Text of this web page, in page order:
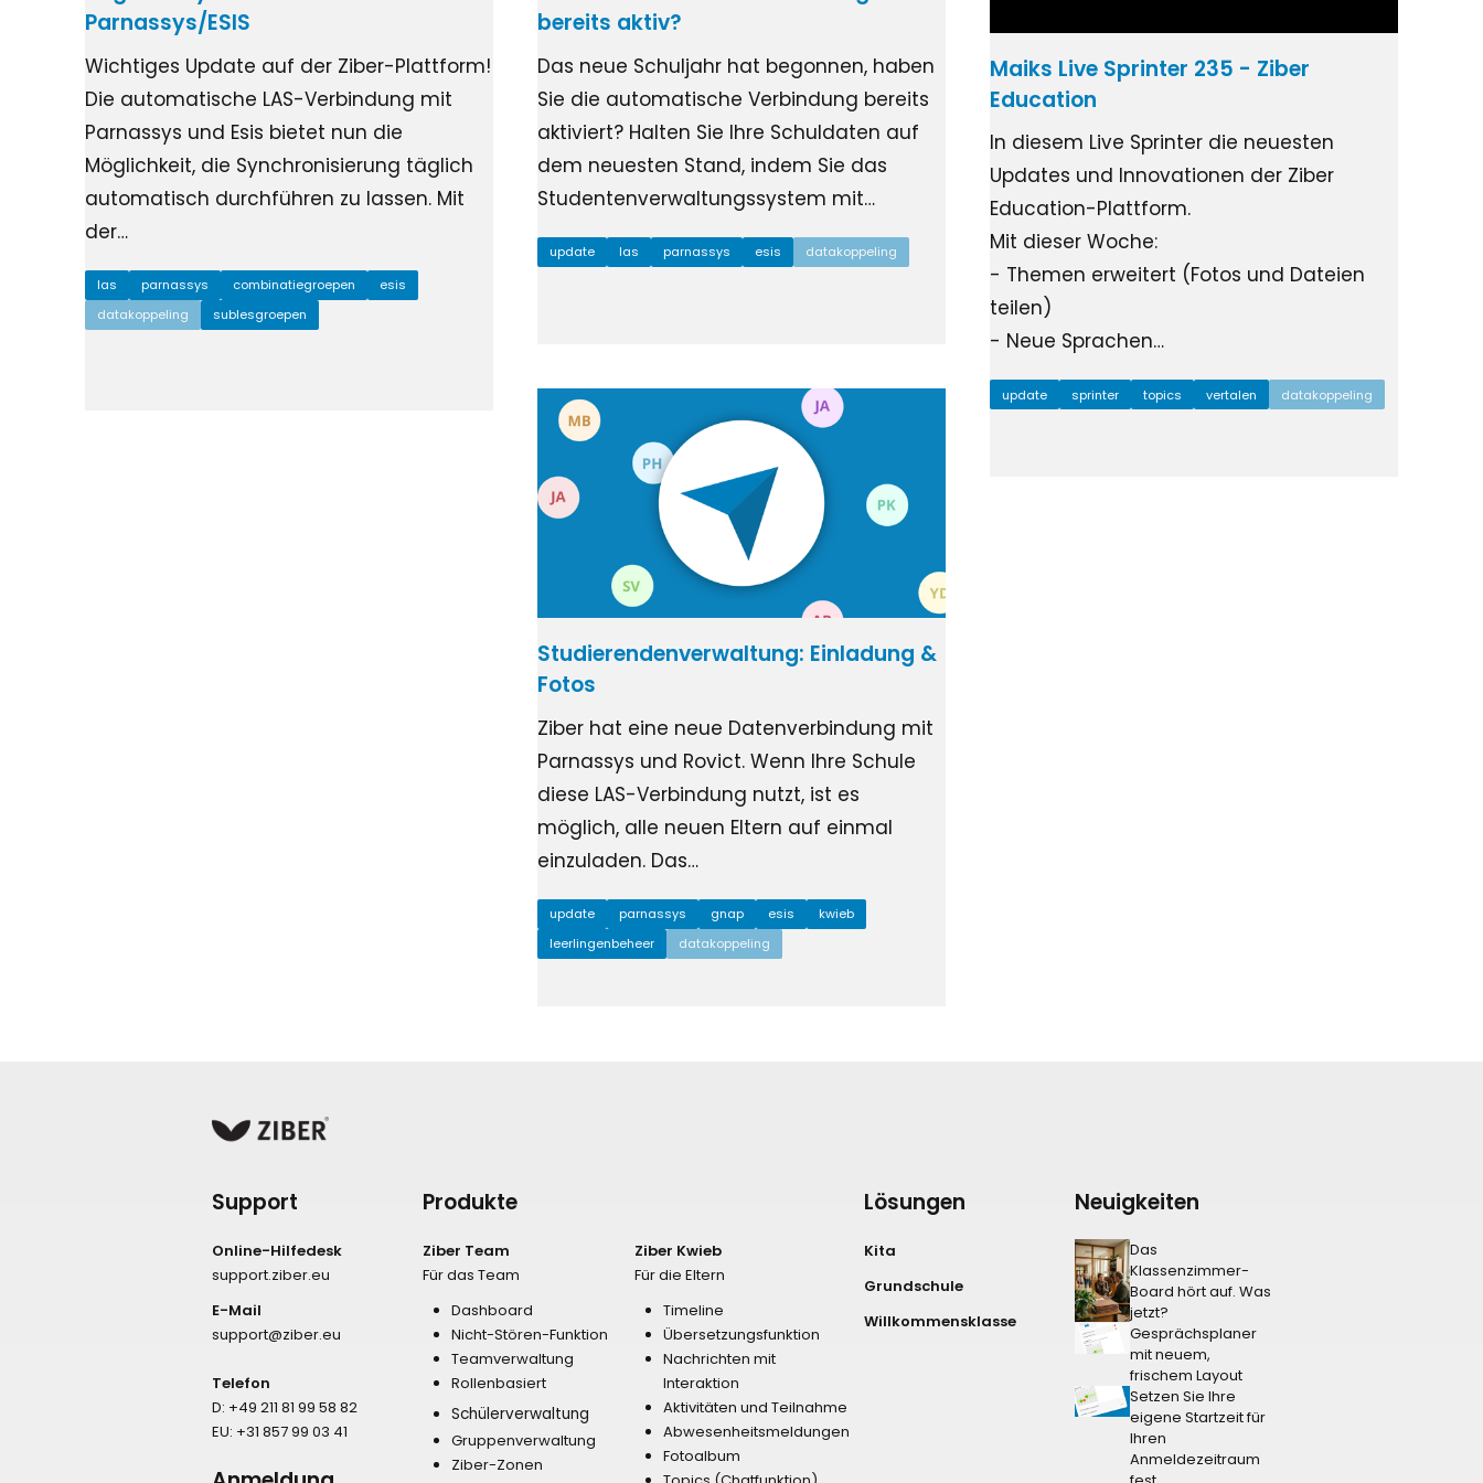
Ziber SenseView
Verknüpfe andere Plattformen über die API
Zustimmungsanfragen
Gesprächsplaner
Zahlungsaufforderungen
Profil & Datenschutz
Adresse und Kontakt
Parnassys/ESIS
Wichtiges Update auf der Ziber-Plattform!
Die automatische LAS-Verbindung mit
Parnassys und Esis bietet nun die
Möglichkeit, die Synchronisierung täglich
automatisch durchführen zu lassen. Mit
der…
las parnassys combinatiegroepen
esis
datakoppeling
sublesgroepen
bereits aktiv?
Das neue Schuljahr hat begonnen, haben
Sie die automatische Verbindung bereits
aktiviert? Halten Sie Ihre Schuldaten auf
dem neuesten Stand, indem Sie das
Studentenverwaltungssystem mit…
update las parnassys esis datakoppeling
Maiks Live Sprinter 235 - Ziber
Education
In diesem Live Sprinter die neuesten
Updates und Innovationen der Ziber
Education-Plattform.
Mit dieser Woche:
- Themen erweitert (Fotos und Dateien
teilen)
- Neue Sprachen…
update sprinter topics vertalen datakoppeling
Studierendenverwaltung: Einladung &
Fotos
Ziber hat eine neue Datenverbindung mit
Parnassys und Rovict. Wenn Ihre Schule
diese LAS-Verbindung nutzt, ist es
möglich, alle neuen Eltern auf einmal
einzuladen. Das…
update parnassys gnap esis
kwieb
leerlingenbeheer
datakoppeling
Support
Online-Hilfedesk
support.ziber.eu
E-Mail
support@ziber.eu
Telefon
D: +49 211 81 99 58 82
EU: +31 857 99 03 41
Produkte
Ziber Team
Für das Team
Dashboard
Nicht-Stören-Funktion
Teamverwaltung
Rollenbasiert
Schülerverwaltung
Gruppenverwaltung
Ziber-Zonen
Ziber Kwieb
Für die Eltern
Timeline
Übersetzungsfunktion
Nachrichten mit
Interaktion
Aktivitäten und Teilnahme
Abwesenheitsmeldungen
Fotoalbum
Lösungen
Kita
Grundschule
Willkommensklasse
Neuigkeiten
Das
Klassenzimmer-
Board hört auf. Was
jetzt?
Gesprächsplaner
mit neuem,
frischem Layout
Setzen Sie Ihre
eigene Startzeit für
Ihren
Anmeldezeitraum